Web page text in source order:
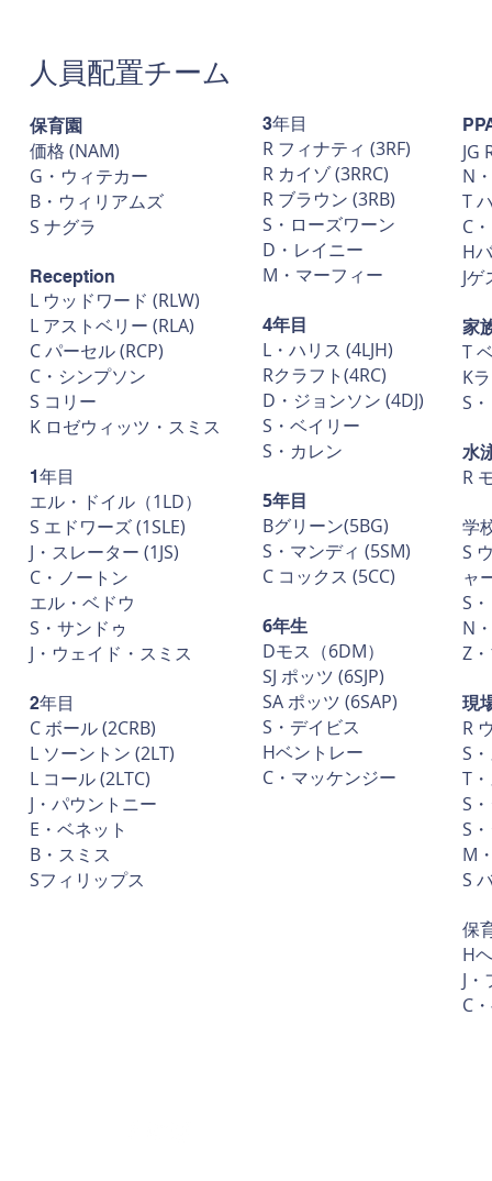
人員配置チーム
保育園
価格 (NAM)
G・ウィテカー
B・ウィリアムズ
S ナグラ
Reception
L ウッドワード (RLW)
L アストベリー (RLA)
C パーセル (RCP)
C・シンプソン
S コリー
K ロゼウィッツ・スミス
1年目
エル・ドイル（1LD）
S エドワーズ (1SLE)
J・スレーター (1JS)
C・ノートン
エル・ベドウ
S・サンドゥ
J・ウェイド・スミス
2年目
C ボール (2CRB)
L ソーントン (2LT)
L コール (2LTC)
J・パウントニー
E・ベネット
B・スミス
Sフィリップス
3年目
R フィナティ (3RF)
R カイゾ (3RRC)
R ブラウン (3RB)
S・ローズワーン
D・レイニー
M・マーフィー
4年目
L・ハリス (4LJH)
Rクラフト(4RC)
D・ジョンソン (4DJ)
S・ベイリー
S・カレン
5年目
Bグリーン(5BG)
S・マンディ (5SM)
C コックス (5CC)
6年生
Dモス（6DM）
SJ ポッツ (6SJP)
SA ポッツ (6SAP)
S・デイビス
Hベントレー
C・マッケンジー
JG
N
T
C
H
Jゲ
家
T
K
S
水
R
学
S
ャ
S
N
Z
現
R
S
T
S
S
M
S
保
H
J
C